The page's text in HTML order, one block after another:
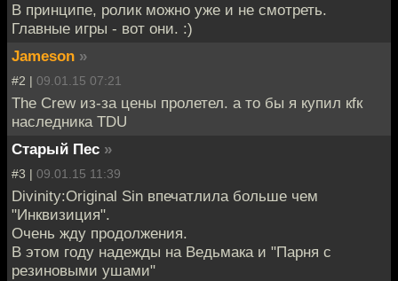
В принципе, ролик можно уже и не смотреть.
Главные игры - вот они. :)
Jameson »
#2 | 09.01.15 07:21
The Crew из-за цены пролетел. а то бы я купил кfк
наследника TDU
Старый Пес »
#3 | 09.01.15 11:39
Divinity:Original Sin впечатлила больше чем
"Инквизиция".
Очень жду продолжения.
В этом году надежды на Ведьмака и "Парня с
резиновыми ушами"